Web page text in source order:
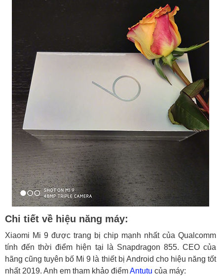
Chi tiết về hiệu năng máy:
Xiaomi Mi 9 được trang bị chip mạnh nhất của Qualcomm
tính đến thời điểm hiện tại là Snapdragon 855. CEO của
hãng cũng tuyên bố Mi 9 là thiết bị Android cho hiệu năng tốt
nhất 2019. Anh em tham khảo điểmAntutu của máy: